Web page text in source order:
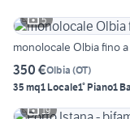
5
350 €Olbia (OT)
35 mq1 Locale1° Piano1
19